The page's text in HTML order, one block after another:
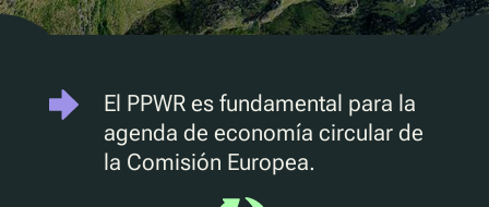
UV
Clasificación mejorada
El PPWR es fundamental para la
agenda de economía circular de
la Comisión Europea.